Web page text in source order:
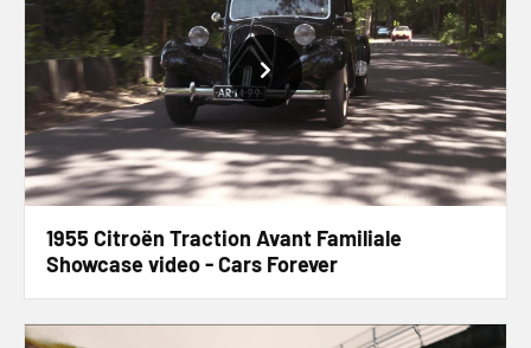
1955 Citroën Traction Avant Familiale
Showcase video - Cars Forever